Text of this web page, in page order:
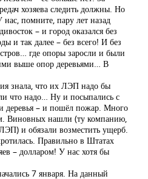
хозяева следить должны. Но
помните, пару лет назад
– и город оказался без
и так далее – без всего! И без
где опоры заросли и были
выше опор деревьями… В
знала, что их ЛЭП надо бы
что надо… Ну и посыпались с
деревья – и пошёл пожар. Много
Виновных нашли (ту компанию,
и обязали возместить ущерб.
Правильно в Штатах
– долларом! У нас хотя бы
7 января. На данный